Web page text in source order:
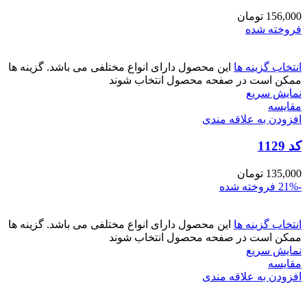
156,000 تومان
فروخته شده
انتخاب گزینه ها این محصول دارای انواع مختلفی می باشد. گزینه ها
ممکن است در صفحه محصول انتخاب شوند
نمایش سریع
مقايسه
افزودن به علاقه مندی
کد 1129
135,000 تومان
-21%
فروخته شده
انتخاب گزینه ها این محصول دارای انواع مختلفی می باشد. گزینه ها
ممکن است در صفحه محصول انتخاب شوند
نمایش سریع
مقايسه
افزودن به علاقه مندی